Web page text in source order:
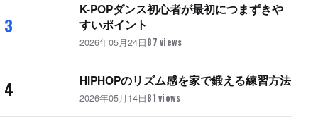
3
K-POPダンス初心者が最初につまずきや
すいポイント
2026年05月24日87 views
4 HIPHOPのリズム感を家で鍛える練習方法
2026年05月14日81 views